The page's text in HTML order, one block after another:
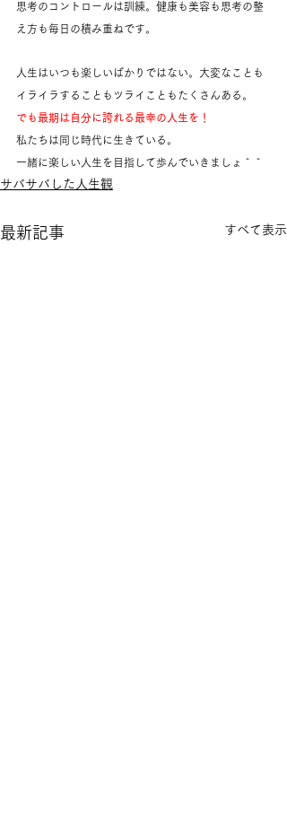
思考のコントロールは訓練。健康も美容も思考の整
え方も毎日の積み重ねです。
人生はいつも楽しいばかりではない。大変なことも
イライラすることもツライこともたくさんある。
でも最期は自分に誇れる最幸の人生を！
私たちは同じ時代に生きている。
一緒に楽しい人生を目指して歩んでいきましょ＾＾
サバサバした人生観
最新記事 すべて表示